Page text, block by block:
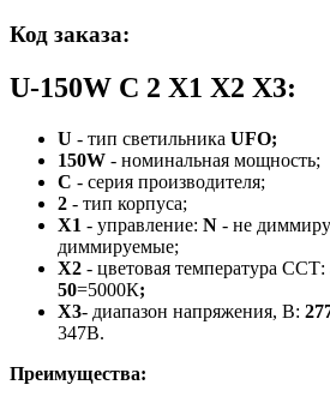
Код заказа:
U-150W С 2 X1 X2 X3:
U - тип светильника UFO;
150W - номинальная мощность;
С - серия производителя;
2 - тип корпуса;
Х1 - управление: N - не
диммируемые;
Х2 - цветовая температура ССТ:
50=5000К;
Х3- диапазон напряжения, В:
347В.
Преимущества: